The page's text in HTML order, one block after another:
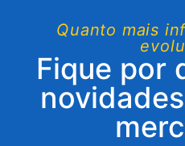
Quanto mais
Fique por